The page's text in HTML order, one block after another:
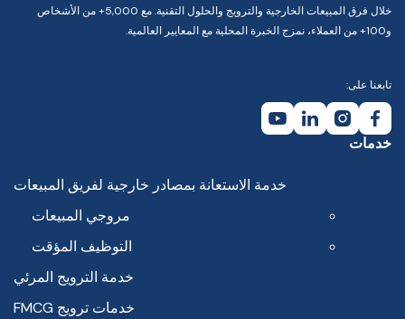
خلال فرق المبيعات الخارجية والترويج والحلول التقنية. مع 5,000+ من الأشخاص
و100+ من العملاء، نمزج الخبرة المحلية مع المعايير العالمية.
تابعنا على:
خدمات
خدمة الاستعانة بمصادر خارجية لفريق المبيعات
مروجي المبيعات
التوظيف المؤقت
خدمة الترويج المرئي
خدمات ترويج FMCG